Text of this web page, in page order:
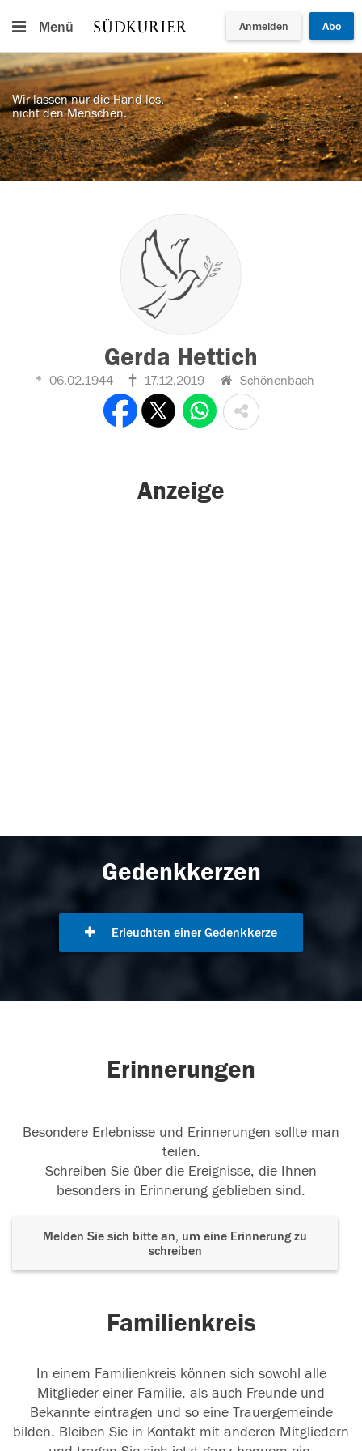
Menü Anmelden Abo
Wir lassen nur die Hand los,
nicht den Menschen.
Gerda Hettich
06.02.1944 17.12.2019 Schönenbach
Anzeige
Gedenkkerzen
Erleuchten einer Gedenkkerze
Erinnerungen
Besondere Erlebnisse und Erinnerungen sollte man
teilen.
Schreiben Sie über die Ereignisse, die Ihnen
besonders in Erinnerung geblieben sind.
Melden Sie sich bitte an, um eine Erinnerung zu
schreiben
Familienkreis
In einem Familienkreis können sich sowohl alle
Mitglieder einer Familie, als auch Freunde und
Bekannte eintragen und so eine Trauergemeinde
bilden. Bleiben Sie in Kontakt mit anderen Mitgliedern